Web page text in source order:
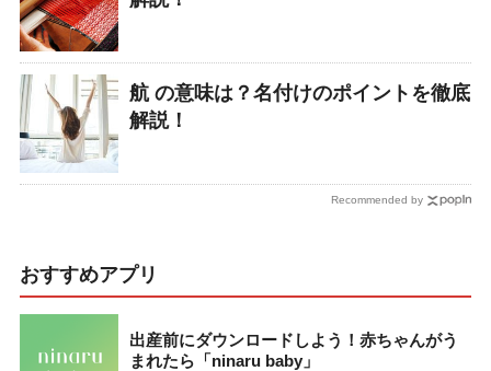
航 の意味は？名付けのポイントを徹底
解説！
Recommended by
おすすめアプリ
出産前にダウンロードしよう！赤ちゃんがう
まれたら「ninaru baby」